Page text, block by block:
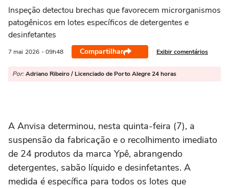
Inspeção detectou brechas que favorecem microrganismos
patogênicos em lotes específicos de detergentes e
desinfetantes
7 mai 2026 - 09h48 Compartilhar Exibir comentários
Por: Adriano Ribeiro / Licenciado de Porto Alegre 24 horas
A Anvisa determinou, nesta quinta-feira (7), a
suspensão da fabricação e o recolhimento imediato
de 24 produtos da marca Ypê, abrangendo
detergentes, sabão líquido e desinfetantes. A
medida é específica para todos os lotes que